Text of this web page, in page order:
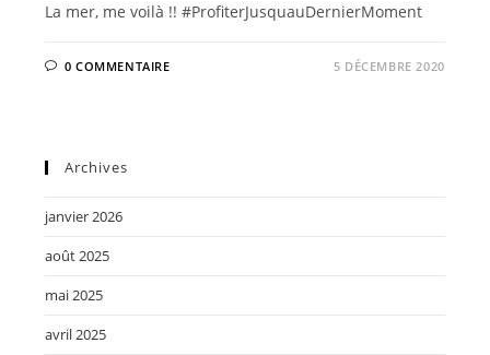
La mer, me voilà !! #ProfiterJusquauDernierMoment
0 COMMENTAIRE 5 DÉCEMBRE 2020
Archives
janvier 2026
août 2025
mai 2025
avril 2025